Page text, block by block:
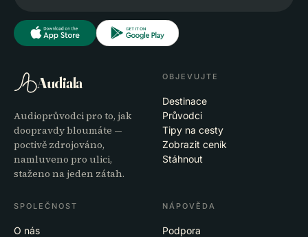
Audiala
Audioprůvodci pro to, jak
doopravdy bloumáte —
poctivě zdrojováno,
namluveno pro ulici,
staženo na jeden zátah.
OBJEVUJTE
Destinace
Průvodci
Tipy na cesty
Zobrazit ceník
Stáhnout
SPOLEČNOST
O nás
NÁPOVĚDA
Podpora